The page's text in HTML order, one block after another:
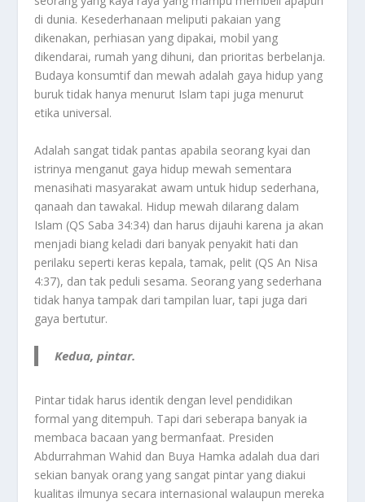
di dunia. Kesederhanaan meliputi pakaian yang
dikenakan, perhiasan yang dipakai, mobil yang
dikendarai, rumah yang dihuni, dan prioritas berbelanja.
Budaya konsumtif dan mewah adalah gaya hidup yang
buruk tidak hanya menurut Islam tapi juga menurut
etika universal.
Adalah sangat tidak pantas apabila seorang kyai dan
istrinya menganut gaya hidup mewah sementara
menasihati masyarakat awam untuk hidup sederhana,
qanaah dan tawakal. Hidup mewah dilarang dalam
Islam (QS Saba 34:34) dan harus dijauhi karena ja akan
menjadi biang keladi dari banyak penyakit hati dan
perilaku seperti keras kepala, tamak, pelit (QS An Nisa
4:37), dan tak peduli sesama. Seorang yang sederhana
tidak hanya tampak dari tampilan luar, tapi juga dari
gaya bertutur.
Kedua, pintar.
Pintar tidak harus identik dengan level pendidikan
formal yang ditempuh. Tapi dari seberapa banyak ia
membaca bacaan yang bermanfaat. Presiden
Abdurrahman Wahid dan Buya Hamka adalah dua dari
sekian banyak orang yang sangat pintar yang diakui
kualitas ilmunya secara internasional walaupun mereka